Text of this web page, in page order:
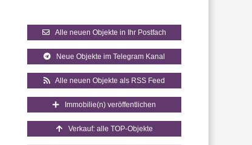
Alle neuen Objekte in Ihr Postfach
Neue Objekte im Telegram Kanal
Alle neuen Objekte als RSS Feed
Immobilie(n) veröffentlichen
Verkauf: alle TOP-Objekte